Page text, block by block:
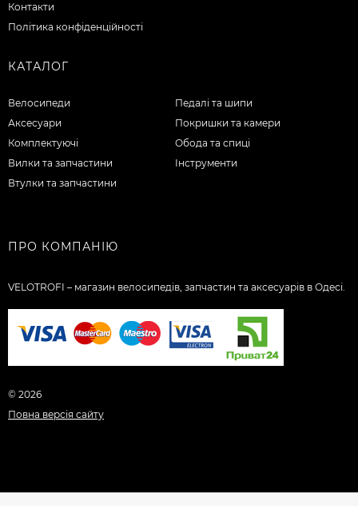
Контакти
Політика конфіденційності
КАТАЛОГ
Велосипеди
Аксесуари
Комплектуючі
Вилки та запчастини
Втулки та запчастини
Педалі та шипи
Покришки та камери
Обода та спиці
Інструменти
ПРО КОМПАНІЮ
VELOTROFI – магазин велосипедів, запчастин та аксесуарів в Одесі.
© 2026
Повна версія сайту